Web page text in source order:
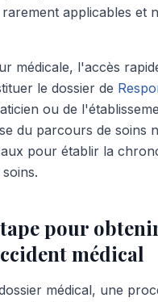
applicables et
médicale, l'accès
le dossier de
ou de
du parcours de soins
pour établir la
pour
médical
médical, une